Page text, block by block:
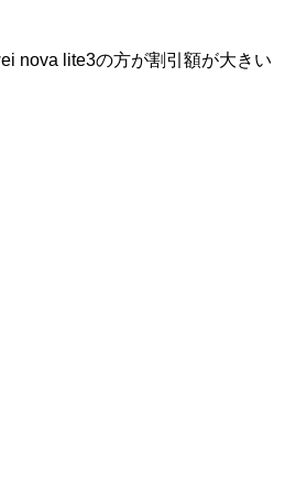
nova lite3の方が割引額が大きい